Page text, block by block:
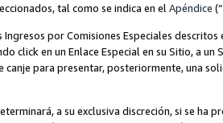
tal como se indica en el Apéndice
por Comisiones Especiales
click en un Enlace Especial en su Sitio, a
canje para presentar, posteriormente, una
a su exclusiva discreción, si se